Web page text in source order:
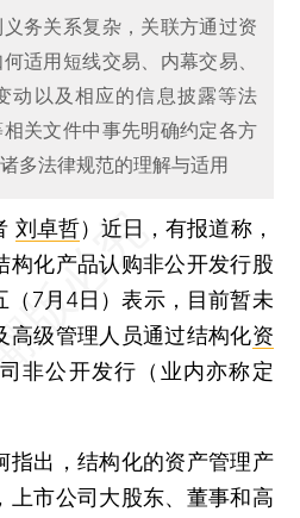
务关系复杂，关联方通过资
适用短线交易、内幕交易、
动以及相应的信息披露等法
关文件中事先明确约定各方
多法律规范的理解与适用
刘卓哲） 近日，有报道称，
构化产品认购非公开发行股
（7月4日）表示，目前暂未
高级管理人员通过结构化资
非公开发行（业内亦称定
出，结构化的资产管理产
上市公司大股东、董事和高